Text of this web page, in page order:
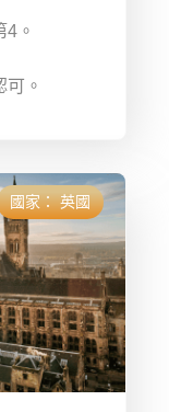
。
。
國家： 英國